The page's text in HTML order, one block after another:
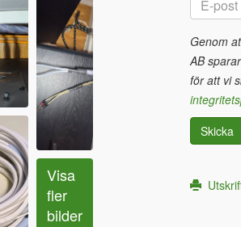
Visa
fler
bilder
Genom
AB
för att vi
Skicka